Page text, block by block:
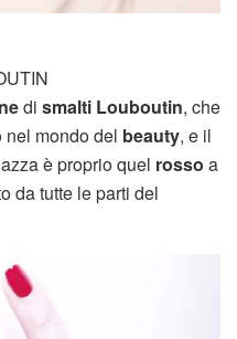
di smalti Louboutin, che
nel mondo del beauty, e il
è proprio quel rosso a
da tutte le parti del